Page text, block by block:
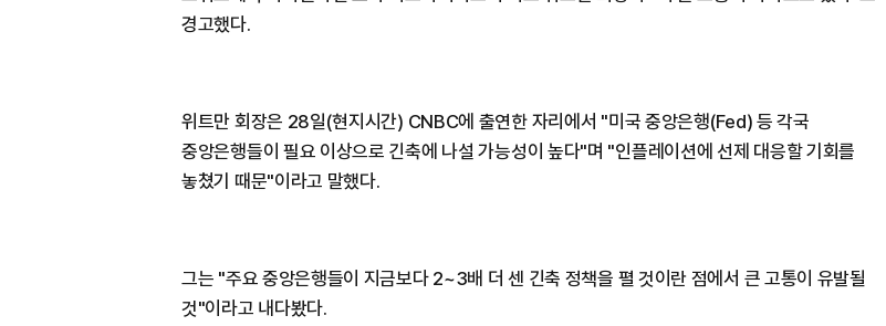
경고했다.
위트만 회장은 28일(현지시간) CNBC에 출연한 자리에서 "미국 중앙은행(Fed) 등 각국
중앙은행들이 필요 이상으로 긴축에 나설 가능성이 높다"며 "인플레이션에 선제 대응할 기회를
놓쳤기 때문"이라고 말했다.
그는 "주요 중앙은행들이 지금보다 2~3배 더 센 긴축 정책을 펼 것이란 점에서 큰 고통이 유발될
것"이라고 내다봤다.